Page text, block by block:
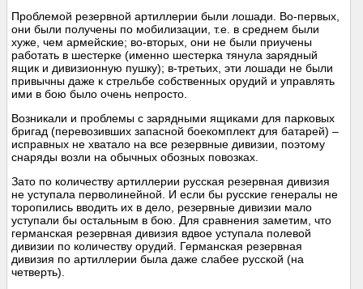
Проблемой резервной артиллерии были лошади. Во-первых,
они были получены по мобилизации, т.е. в среднем были
хуже, чем армейские; во-вторых, они не были приучены
работать в шестерке (именно шестерка тянула зарядный
ящик и дивизионную пушку); в-третьих, эти лошади не были
привычны даже к стрельбе собственных орудий и управлять
ими в бою было очень непросто.
Возникали и проблемы с зарядными ящиками для парковых
бригад (перевозивших запасной боекомплект для батарей) –
исправных не хватало на все резервные дивизии, поэтому
снаряды возли на обычных обозных повозках.
Зато по количеству артиллерии русская резервная дивизия
не уступала перволинейной. И если бы русские генералы не
торопились вводить их в дело, резервные дивизии мало
уступали бы остальным в бою. Для сравнения заметим, что
германская резервная дивизия вдвое уступала полевой
дивизии по количеству орудий. Германская резервная
дивизия по артиллерии была даже слабее русской (на
четверть).